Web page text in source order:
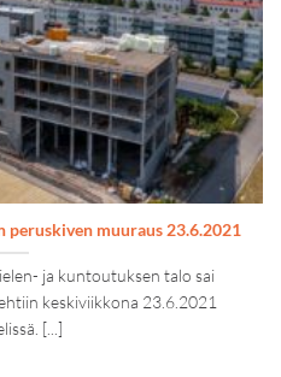
muuraus 23.6.2021
ja kuntoutuksen talo sai
keskiviikkona 23.6.2021
[...]